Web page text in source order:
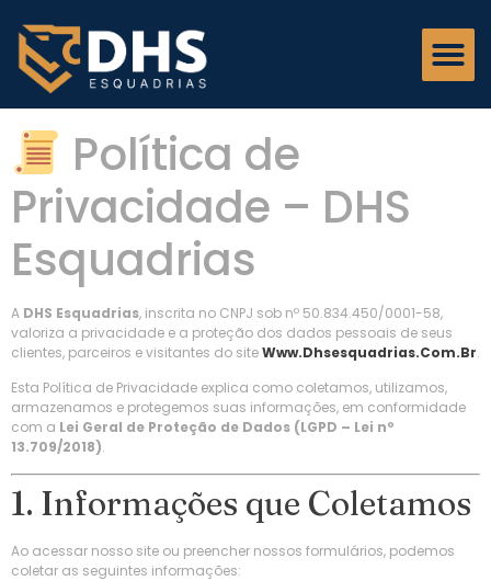
Política de
Privacidade – DHS
Esquadrias
A DHS Esquadrias, inscrita no CNPJ sob nº 50.834.450/0001-58,
valoriza a privacidade e a proteção dos dados pessoais de seus
clientes, parceiros e visitantes do siteWww.dhsesquadrias.com.br.
Esta Política de Privacidade explica como coletamos, utilizamos,
armazenamos e protegemos suas informações, em conformidade
com a Lei Geral de Proteção de Dados (LGPD – Lei nº
13.709/2018).
1. Informações que Coletamos
Ao acessar nosso site ou preencher nossos formulários, podemos
coletar as seguintes informações: